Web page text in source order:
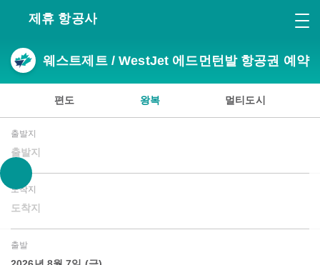
제휴 항공사
웨스트제트 / WestJet 에드먼턴발 항공권 예약
편도 왕복 멀티도시
출발지
출발지
도착지
도착지
출발